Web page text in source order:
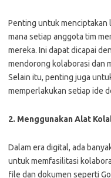
Penting untuk menciptakan
mana setiap anggota tim
mereka. Ini dapat dicapai
mendorong kolaborasi dan
Selain itu, penting juga
memperlakukan setiap ide
2. Menggunakan Alat
Dalam era digital, ada
untuk memfasilitasi
file dan dokumen seperti